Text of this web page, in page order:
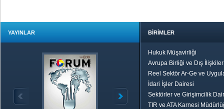
YAYINLAR BİRİMLER
Hukuk Müşavirliği
Avrupa Birliği ve Dış
Reel Sektör Ar-Ge ve
İdari İşler Dairesi
Sektörler ve Girişimcilik
TIR ve ATA Karnesi